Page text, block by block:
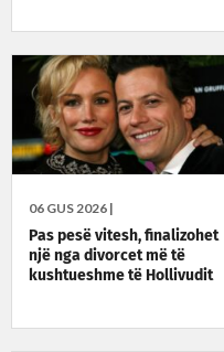
06 GUS 2026 |
Pas pesë vitesh, finalizohet
një nga divorcet më të
kushtueshme të Hollivudit